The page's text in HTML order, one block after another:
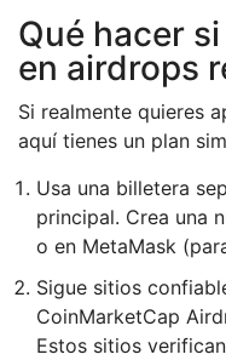
Qué hacer
en airdrops
Si realmente quieres
aquí tienes un plan
Usa una billetera
principal. Crea una
o en MetaMask
Sigue sitios
CoinMarketCap
Estos sitios